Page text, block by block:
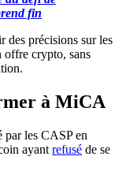
fin
des précisions sur les
offre crypto, sans
à MiCA
par les CASP en
ayant refusé de se